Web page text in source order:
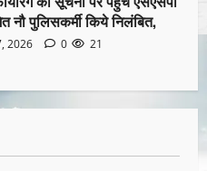
नौ पुलिसकर्मी किये निलंबित,
2026 0 21